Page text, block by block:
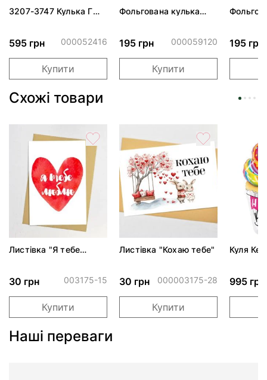
3207-3747 Кулька Г
595 грн 000052416
Купити
Фольгована кулька
195 грн 000059120
Купити
195 грн
Схожі товари
Листівка "Я тебе
30 грн 003175-15
Купити
Листівка "Кохаю тебе"
30 грн 000003175-28
Купити
Куля
995 грн
Наші переваги